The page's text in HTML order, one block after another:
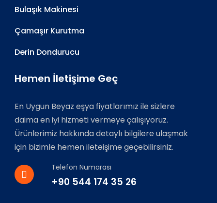
Bulaşık Makinesi
Çamaşır Kurutma
Derin Dondurucu
Hemen İletişime Geç
En Uygun Beyaz eşya fiyatlarımız ile sizlere
daima en iyi hizmeti vermeye çalışıyoruz.
Ürünlerimiz hakkında detaylı bilgilere ulaşmak
için bizimle hemen ileteişime geçebilirsiniz.
Telefon Numarası
+90 544 174 35 26